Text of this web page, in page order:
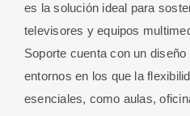
es la solución ideal para
televisores y equipos
Soporte cuenta con un
entornos en los que la
esenciales, como aulas,